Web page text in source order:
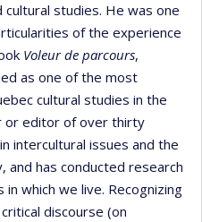
studies. He was one
of the experience
Voleur de parcours,
as one of the most
cultural studies in the
or editor of over thirty
intercultural issues and the
has conducted research
which we live. Recognizing
discourse (on